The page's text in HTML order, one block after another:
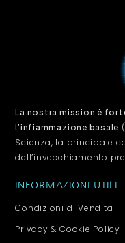
La nostra mission è
l’infiammazione basale
Scienza, la principale
dell’invecchiamento
INFORMAZIONI UTILI
Condizioni di Vendita
Privacy & Cookie Policy